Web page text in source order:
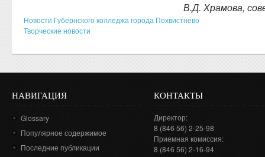
В.Д. Храмова,
Новости Губернского колледжа города Похвистнево
Творческие новости
НАВИГАЦИЯ
Glossary
Популярное содержимое
Последние публикации
КОНТАКТЫ
Директор:
8 (846 56) 2-25-98
Приемная комиссия:
8 (846 56) 2-16-94